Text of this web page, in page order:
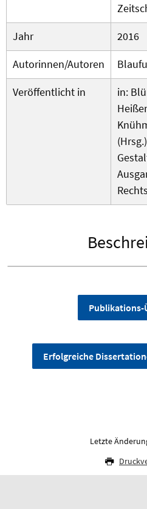
Jahr
2016
Autorinnen/Autoren
Veröffentlicht in
in:
Publikations-
Erfolgreiche
Letzte